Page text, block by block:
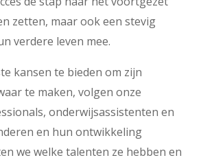
zetten, maar ook een stevig
verdere leven mee.
kansen te bieden om zijn
te maken, volgen onze
onderwijsassistenten en
en hun ontwikkeling
we welke talenten ze hebben en